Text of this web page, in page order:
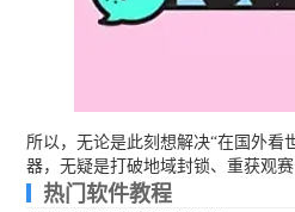
所以，无论是此刻想解决“在国外
器，无疑是打破地域封锁、重获观
热门软件教程